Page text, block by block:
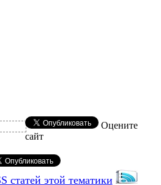
Оцените
сайт
статей этой тематики